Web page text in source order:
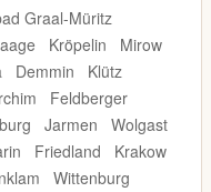
Graal-Müritz
Kröpelin
Mirow
Demmin
Klütz
Feldberger
Jarmen
Wolgast
Friedland
Krakow
Wittenburg